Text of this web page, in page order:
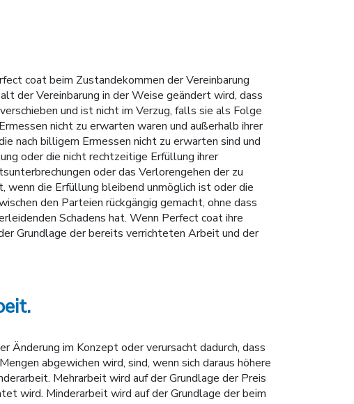
coat beim Zustandekommen der Vereinbarung
der Vereinbarung in der Weise geändert wird, dass
und ist nicht im Verzug, falls sie als Folge
nicht zu erwarten waren und außerhalb ihrer
nach billigem Ermessen nicht zu erwarten sind und
oder die nicht rechtzeitige Erfüllung ihrer
oder das Verlorengehen der zu
die Erfüllung bleibend unmöglich ist oder die
den Parteien rückgängig gemacht, ohne dass
Schadens hat. Wenn Perfect coat ihre
Grundlage der bereits verrichteten Arbeit und der
Änderung im Konzept oder verursacht dadurch, dass
abgewichen wird, sind, wenn sich daraus höhere
Mehrarbeit wird auf der Grundlage der Preis
wird. Minderarbeit wird auf der Grundlage der beim